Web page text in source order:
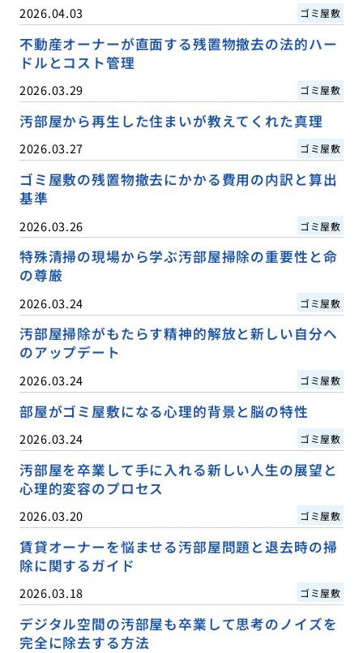
2026.04.03 ゴミ屋敷
不動産オーナーが直面する残置物撤去の法的ハー
ドルとコスト管理
2026.03.29 ゴミ屋敷
汚部屋から再生した住まいが教えてくれた真理
2026.03.27 ゴミ屋敷
ゴミ屋敷の残置物撤去にかかる費用の内訳と算出
基準
2026.03.26 ゴミ屋敷
特殊清掃の現場から学ぶ汚部屋掃除の重要性と命
の尊厳
2026.03.24 ゴミ屋敷
汚部屋掃除がもたらす精神的解放と新しい自分へ
のアップデート
2026.03.24 ゴミ屋敷
部屋がゴミ屋敷になる心理的背景と脳の特性
2026.03.24 ゴミ屋敷
汚部屋を卒業して手に入れる新しい人生の展望と
心理的変容のプロセス
2026.03.20 ゴミ屋敷
賃貸オーナーを悩ませる汚部屋問題と退去時の掃
除に関するガイド
2026.03.18 ゴミ屋敷
デジタル空間の汚部屋も卒業して思考のノイズを
完全に除去する方法